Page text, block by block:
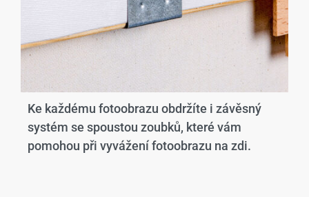
Ke každému fotoobrazu obdržíte i závěsný
systém se spoustou zoubků, které vám
pomohou při vyvážení fotoobrazu na zdi.